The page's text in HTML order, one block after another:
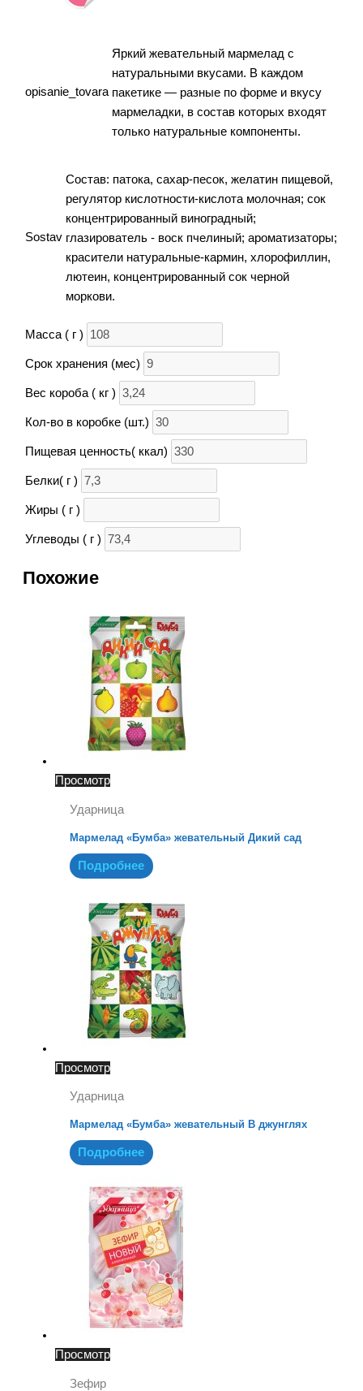
opisanie_tovara
Яркий жевательный мармелад с
натуральными вкусами. В каждом
пакетике — разные по форме и вкусу
мармеладки, в состав которых входят
только натуральные компоненты.
Sostav
Состав: патока, сахар-песок, желатин пищевой,
регулятор кислотности-кислота молочная; сок
концентрированный виноградный;
глазирователь - воск пчелиный; ароматизаторы;
красители натуральные-кармин, хлорофиллин,
лютеин, концентрированный сок черной
моркови.
Масса ( г )
Срок хранения (мес)
Вес короба ( кг )
Кол-во в коробке (шт.)
Пищевая ценность( ккал)
Белки( г )
Жиры ( г )
Углеводы ( г )
Похожие
Просмотр
Ударница
Мармелад «Бумба» жевательный Дикий сад
Подробнее
Просмотр
Ударница
Мармелад «Бумба» жевательный В джунглях
Подробнее
Просмотр
Зефир